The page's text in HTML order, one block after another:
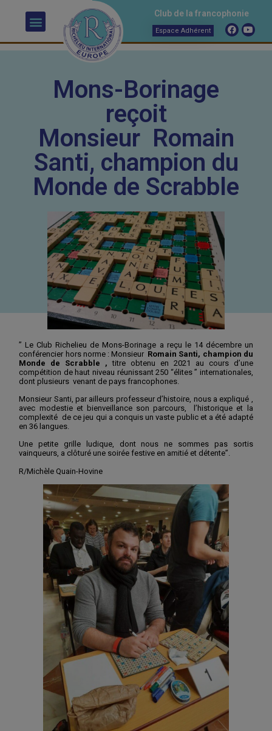
Club de la francophonie
Espace Adhérent
Mons-Borinage
reçoit
Monsieur Romain
Santi, champion du
Monde de Scrabble
” Le Club Richelieu de Mons-Borinage a reçu le 14 décembre un
conférencier hors norme : Monsieur Romain Santi, champion du
Monde de Scrabble ,titre obtenu en 2021 au cours d’une
compétition de haut niveau réunissant 250 “élites ” internationales,
dont plusieurs venant de pays francophones.
Monsieur Santi, par ailleurs professeur d’histoire, nous a expliqué ,
avec modestie et bienveillance son parcours, l’historique et la
complexité de ce jeu qui a conquis un vaste public et a été adapté
en 36 langues.
Une petite grille ludique, dont nous ne sommes pas sortis
vainqueurs, a clôturé une soirée festive en amitié et détente”.
R/Michèle Quain-Hovine